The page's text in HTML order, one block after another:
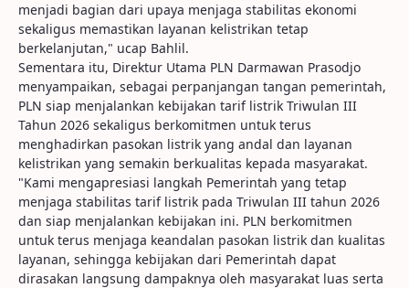
menjadi bagian dari upaya menjaga stabilitas ekonomi
sekaligus memastikan layanan kelistrikan tetap
berkelanjutan," ucap Bahlil.
Sementara itu, Direktur Utama PLN Darmawan Prasodjo
menyampaikan, sebagai perpanjangan tangan pemerintah,
PLN siap menjalankan kebijakan tarif listrik Triwulan III
Tahun 2026 sekaligus berkomitmen untuk terus
menghadirkan pasokan listrik yang andal dan layanan
kelistrikan yang semakin berkualitas kepada masyarakat.
"Kami mengapresiasi langkah Pemerintah yang tetap
menjaga stabilitas tarif listrik pada Triwulan III tahun 2026
dan siap menjalankan kebijakan ini. PLN berkomitmen
untuk terus menjaga keandalan pasokan listrik dan kualitas
layanan, sehingga kebijakan dari Pemerintah dapat
dirasakan langsung dampaknya oleh masyarakat luas serta